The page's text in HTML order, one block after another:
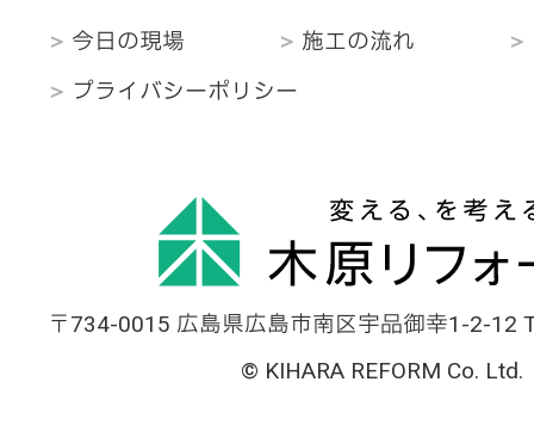
今日の現場 施工の流れ
プライバシーポリシー
〒734-0015 広島県広島市南区宇品御幸1-2-12
© KIHARA REFORM Co. Ltd.